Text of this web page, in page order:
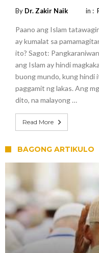
By Dr. Zakir Naik in :
Paano ang Islam
ay kumalat sa
ito? Sagot:
ang Islam ay hindi
buong mundo, kung hindi
paggamit ng lakas. Ang
dito, na malayong …
Read More
BAGONG ARTIKULO